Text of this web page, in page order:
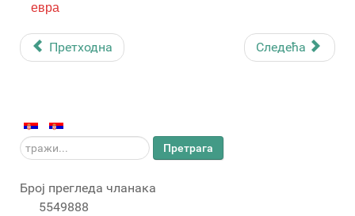
евра
Претходна Следећа
тражи... Претрага
Број прегледа чланака
5549888